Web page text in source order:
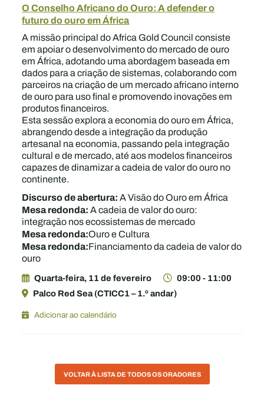
O Conselho Africano do Ouro: A defender o
futuro do ouro em África
A missão principal do Africa Gold Council consiste
em apoiar o desenvolvimento do mercado de ouro
em África, adotando uma abordagem baseada em
dados para a criação de sistemas, colaborando com
parceiros na criação de um mercado africano interno
de ouro para uso final e promovendo inovações em
produtos financeiros.
Esta sessão explora a economia do ouro em África,
abrangendo desde a integração da produção
artesanal na economia, passando pela integração
cultural e de mercado, até aos modelos financeiros
capazes de dinamizar a cadeia de valor do ouro no
continente.
Discurso de abertura:A Visão do Ouro em África
Mesa redonda:A cadeia de valor do ouro:
integração nos ecossistemas de mercado
Mesa redonda:Ouro e Cultura
Mesa redonda:Financiamento da cadeia de valor do
ouro
Quarta-feira, 11 de fevereiro
09:00 - 11:00
Palco Red Sea (CTICC1 – 1.º andar)
Adicionar ao calendário
VOLTAR À LISTA DE TODOS OS ORADORES